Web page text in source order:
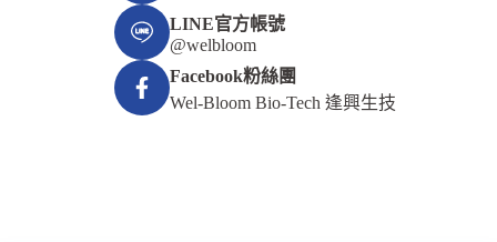
LINE官方帳號
@welbloom
Facebook粉絲團
Wel-Bloom Bio-Tech 逢興生技